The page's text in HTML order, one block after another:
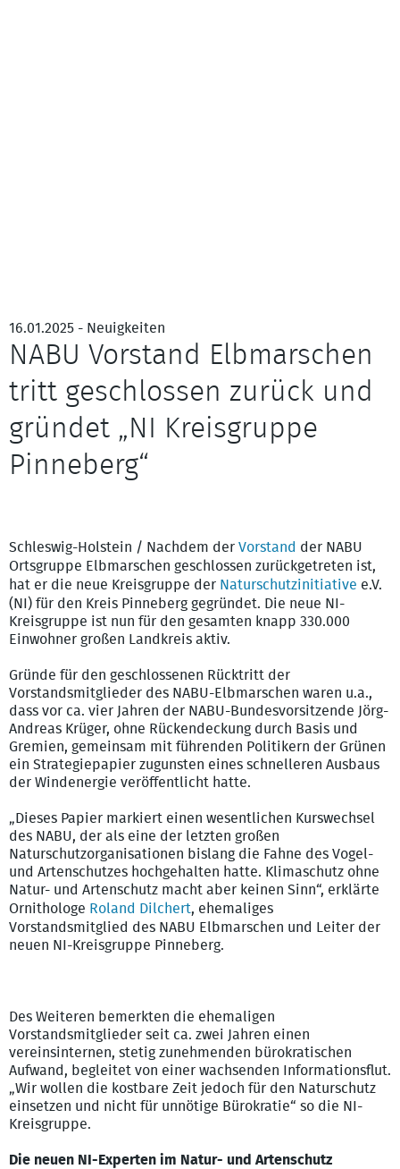
16.01.2025 - Neuigkeiten
NABU Vorstand Elbmarschen
tritt geschlossen zurück und
gründet „NI Kreisgruppe
Pinneberg“
Gründeten Anfang Januar 2025 die neue Kreisgruppe: (vlnr) Petra
Maruska, Thomas Bülck, Jürgen Prahl, Helga Dilchert und Roland
Dilchert Bild: Klaus Plath, Uetersener Nachrichen/A.Beig Verlag
Bild: Klaus Plath, Uetersener Nachrichen/A.Beig Verlag
Schleswig-Holstein / Nachdem der Vorstand der NABU
Ortsgruppe Elbmarschen geschlossen zurückgetreten ist,
hat er die neue Kreisgruppe der Naturschutzinitiative e.V.
(NI) für den Kreis Pinneberg gegründet. Die neue NI-
Kreisgruppe ist nun für den gesamten knapp 330.000
Einwohner großen Landkreis aktiv.
Gründe für den geschlossenen Rücktritt der
Vorstandsmitglieder des NABU-Elbmarschen waren u.a.,
dass vor ca. vier Jahren der NABU-Bundesvorsitzende Jörg-
Andreas Krüger, ohne Rückendeckung durch Basis und
Gremien, gemeinsam mit führenden Politikern der Grünen
ein Strategiepapier zugunsten eines schnelleren Ausbaus
der Windenergie veröffentlicht hatte.
„Dieses Papier markiert einen wesentlichen Kurswechsel
des NABU, der als eine der letzten großen
Naturschutzorganisationen bislang die Fahne des Vogel-
und Artenschutzes hochgehalten hatte. Klimaschutz ohne
Natur- und Artenschutz macht aber keinen Sinn“, erklärte
Ornithologe Roland Dilchert, ehemaliges
Vorstandsmitglied des NABU Elbmarschen und Leiter der
neuen NI-Kreisgruppe Pinneberg.
Des Weiteren bemerkten die ehemaligen
Vorstandsmitglieder seit ca. zwei Jahren einen
vereinsinternen, stetig zunehmenden bürokratischen
Aufwand, begleitet von einer wachsenden Informationsflut.
„Wir wollen die kostbare Zeit jedoch für den Naturschutz
einsetzen und nicht für unnötige Bürokratie“ so die NI-
Kreisgruppe.
Die neuen NI-Experten im Natur- und Artenschutz